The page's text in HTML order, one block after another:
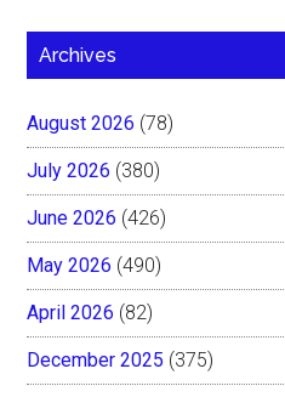
Archives
August 2026 (78)
July 2026 (380)
June 2026 (426)
May 2026 (490)
April 2026 (82)
December 2025 (375)